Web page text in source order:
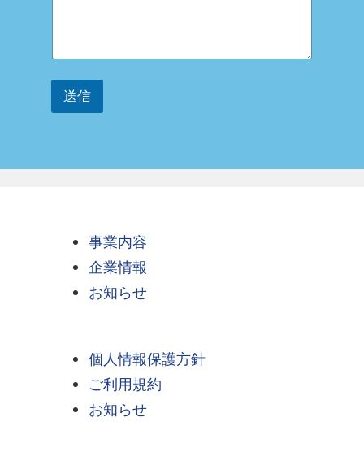
送信
事業内容
企業情報
お知らせ
個人情報保護方針
ご利用規約
お知らせ